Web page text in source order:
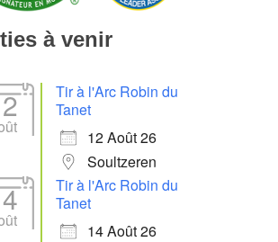
à venir
Tir à l'Arc Robin du
Tanet
12 Août 26
Soultzeren
Tir à l'Arc Robin du
Tanet
14 Août 26